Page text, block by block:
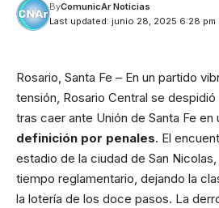
Last updated: junio 28, 2025 6:28 pm
ByComunicAr Noticias
Rosario, Santa Fe – En un partido
tensión, Rosario Central se despidió
tras caer ante Unión de Santa Fe en
definición por penales. El
estadio de la ciudad de San
tiempo reglamentario, dejando la
la lotería de los doce pasos. La